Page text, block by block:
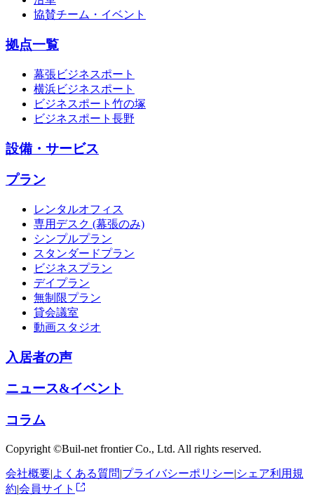
協賛チーム・イベント
拠点一覧
幕張ビジネスポート
横浜ビジネスポート
ビジネスポート竹の塚
ビジネスポート長野
設備・サービス
プラン
レンタルオフィス
専用デスク (幕張のみ)
シンプルプラン
スタンダードプラン
ビジネスプラン
デイプラン
無制限プラン
貸会議室
動画スタジオ
入居者の声
ニュース&イベント
コラム
Copyright ©Buil-net frontier Co., Ltd. All rights reserved.
会社概要|よくある質問|プライバシーポリシー|シェア利用規
約|会員サイト